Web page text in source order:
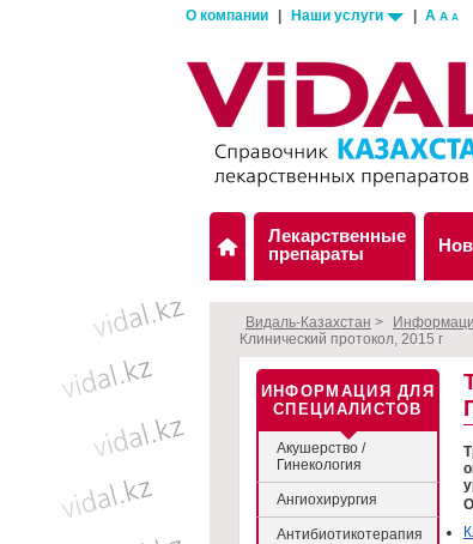
О компании Наши услуги A A A
Лекарственные
препараты
Видаль-Казахстан >
Клинический протокол, 2015 г
ИНФОРМАЦИЯ ДЛЯ
СПЕЦИАЛИСТОВ
Акушерство /
Гинекология
Ангиохирургия
Антибиотикотерапия